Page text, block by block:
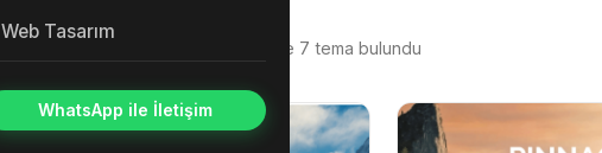
Web Tasarım
WhatsApp ile İletişim
kategorisinde 7 tema bulundu